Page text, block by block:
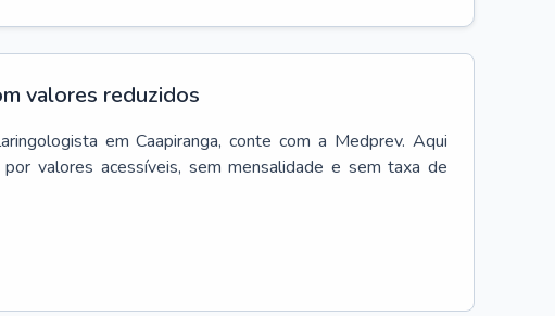
valores reduzidos
em Caapiranga, conte com a Medprev. Aqui
valores acessíveis, sem mensalidade e sem taxa de